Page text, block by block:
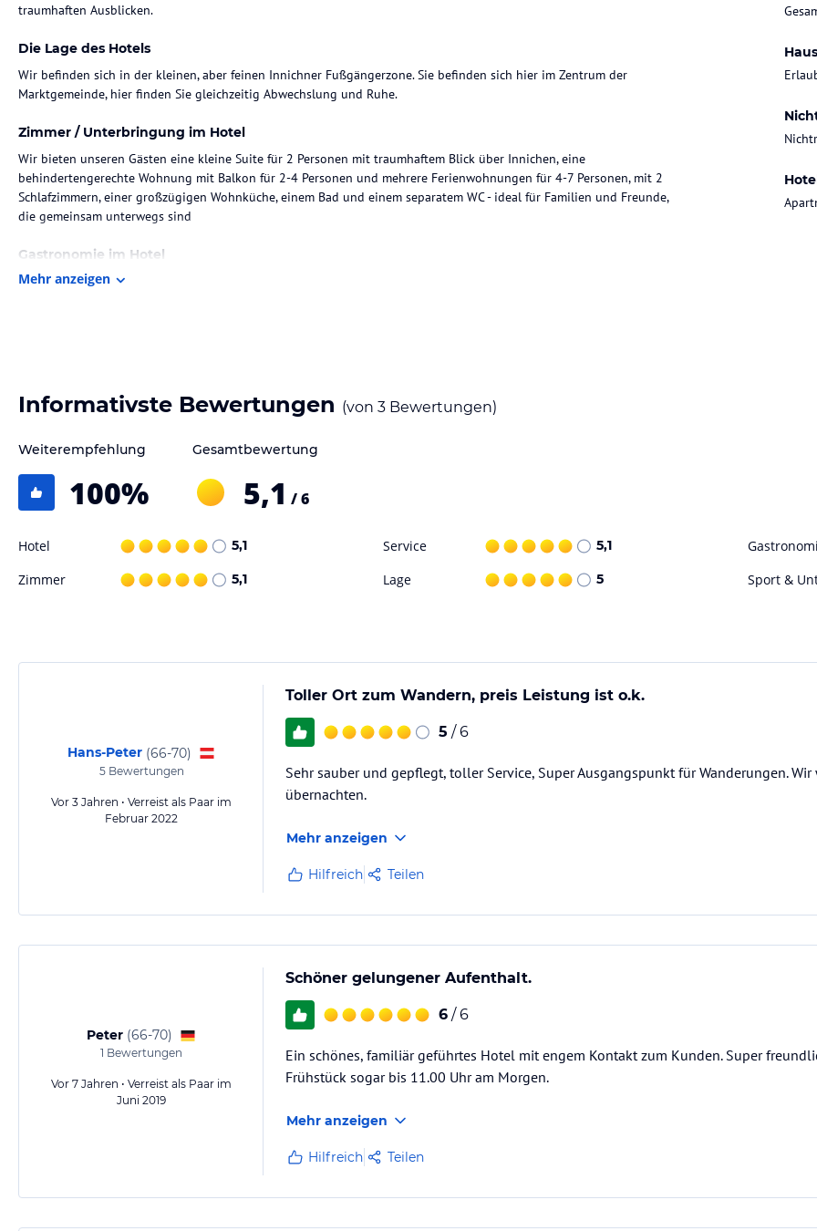
traumhaften Ausblicken.
Die Lage des Hotels
Wir befinden sich in der kleinen, aber feinen Innichner Fußgängerzone. Sie befinden sich hier im Zentrum der
Marktgemeinde, hier finden Sie gleichzeitig Abwechslung und Ruhe.
Zimmer / Unterbringung im Hotel
Wir bieten unseren Gästen eine kleine Suite für 2 Personen mit traumhaftem Blick über Innichen, eine
behindertengerechte Wohnung mit Balkon für 2-4 Personen und mehrere Ferienwohnungen für 4-7 Personen, mit 2
Schlafzimmern, einer großzügigen Wohnküche, einem Bad und einem separatem WC - ideal für Familien und Freunde,
die gemeinsam unterwegs sind
Gastronomie im Hotel
Direkt unterhalb der Unterkunft befindet sich unser renommiertes Kaufhaus Schäfer mit Lebensmitteln, einer
Gewähr und ohne Prüfung durch HolidayCheck. Bitte lies vor der Buchung die verbindlichen
Mehr anzeigen
Informativste Bewertungen (von 3 Bewertungen)
Weiterempfehlung
100%
Gesamtbewertung
5,1 / 6
Hotel 5,1 Service 5,1
Zimmer 5,1 Lage 5 Sport &
Hans-Peter (66-70)
5Bewertungen
Vor 3 Jahren • Verreist als Paar im
Februar 2022
Toller Ort zum Wandern, preis Leistung ist o.k.
5 / 6
Sehr sauber und gepflegt, toller Service, Super Ausgangspunkt für Wanderungen.
übernachten.
Mehr anzeigen
Hilfreich Teilen
Peter (66-70)
1 Bewertungen
Vor 7 Jahren • Verreist als Paar im
Juni 2019
Schöner gelungener Aufenthalt.
6 / 6
Ein schönes, familiär geführtes Hotel mit engem Kontakt zum Kunden. Super
Frühstück sogar bis 11.00 Uhr am Morgen.
Mehr anzeigen
Hilfreich Teilen